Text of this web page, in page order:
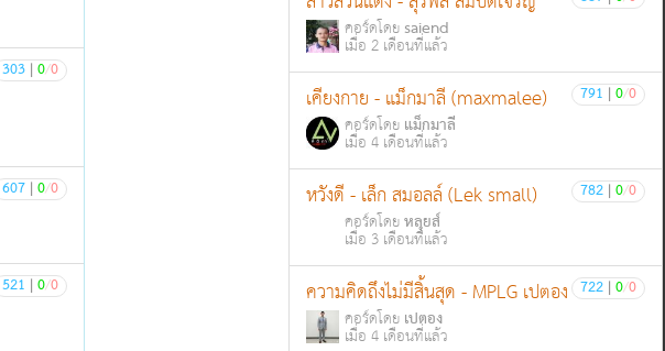
303 | 0/0
607 | 0/0
521 | 0/0
คอร์ดโดย saiend
เมื่อ 2 เดือนที่แล้ว
791 | 0/0
เคียงกาย - แม็กมาลี (maxmalee)
คอร์ดโดย แม็กมาลี
เมื่อ 4 เดือนที่แล้ว
782 | 0/0
หวังดี - เล็ก สมอลล์ (Lek small)
คอร์ดโดยหลุยส์
เมื่อ 3 เดือนที่แล้ว
722 | 0/0
ความคิดถึงไม่มีสิ้นสุด - MPLG เปตอง
คอร์ดโดย เปตอง
เมื่อ 4 เดือนที่แล้ว